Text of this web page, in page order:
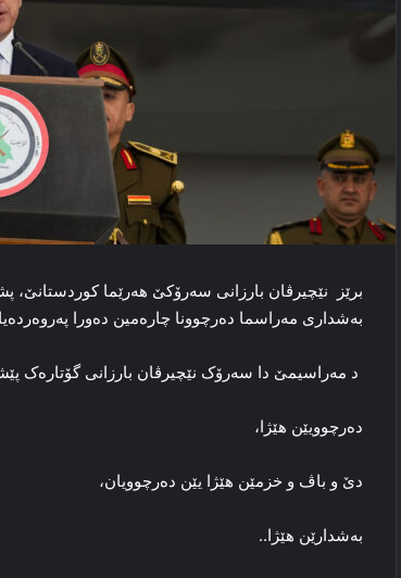
به‌شداری مه‌راسما ده‌رچوونا چاره‌مین ده‌ورا
د مه‌راسیمێ دا سه‌رۆک نێچیرڤان بارزانی گۆتاره‌ک
ده‌رچوویێن هێژا،
دێ و باڤ و خزمێن هێژا یێن ده‌رچوویان،
به‌شدارێن هێژا..